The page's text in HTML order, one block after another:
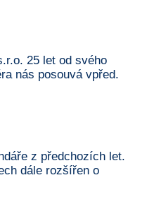
25 let od svého
nás posouvá vpřed.
z předchozích let.
dále rozšířen o